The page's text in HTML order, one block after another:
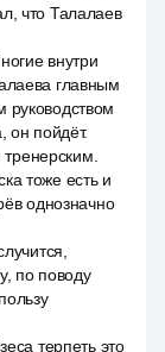
что Талалаев
внутри
главным
руководством
он пойдёт.
тоже есть и
однозначно
по поводу
терпеть это